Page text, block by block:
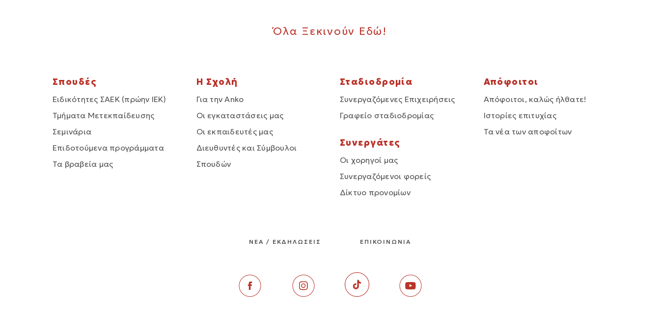
Όλα Ξεκινούν Εδώ!
Σπουδές
Ειδικότητες ΣΑΕΚ (πρώην ΙΕΚ)
Τμήματα Μετεκπαίδευσης
Σεμινάρια
Επιδοτούμενα προγράμματα
Τα βραβεία μας
Η Σχολή
Για την Anko
Οι εγκαταστάσεις μας
Οι εκπαιδευτές μας
Διευθυντές και Σύμβουλοι
Σπουδών
Σταδιοδρομία
Συνεργαζόμενες Επιχειρήσεις
Γραφείο σταδιοδρομίας
Συνεργάτες
Οι χορηγοί μας
Συνεργαζόμενοι φορείς
Δίκτυο προνομίων
Απόφοιτοι
Απόφοιτοι, καλώς ήλθατε!
Ιστορίες επιτυχίας
Τα νέα των αποφοίτων
ΝΕΑ / ΕΚΔΗΛΩΣΕΙΣ ΕΠΙΚΟΙΝΩΝΙΑ